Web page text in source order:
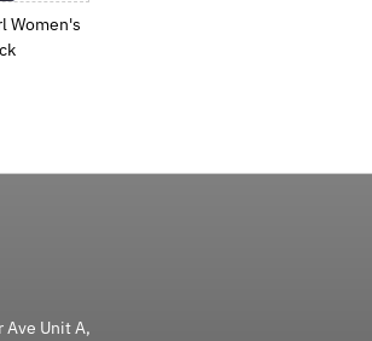
Women's
Price
Ave Unit A,